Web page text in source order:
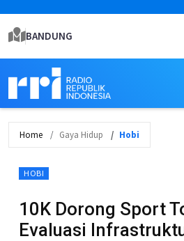
BANDUNG
Home Gaya Hidup Hobi
HOBI
10K Dorong Sport
Evaluasi